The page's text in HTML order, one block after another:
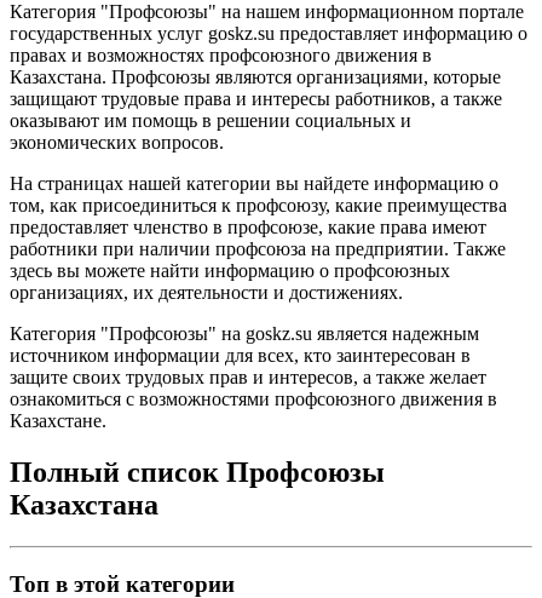
Категория "Профсоюзы" на нашем информационном портале
государственных услуг goskz.su предоставляет информацию о
правах и возможностях профсоюзного движения в
Казахстана. Профсоюзы являются организациями, которые
защищают трудовые права и интересы работников, а также
оказывают им помощь в решении социальных и
экономических вопросов.
На страницах нашей категории вы найдете информацию о
том, как присоединиться к профсоюзу, какие преимущества
предоставляет членство в профсоюзе, какие права имеют
работники при наличии профсоюза на предприятии. Также
здесь вы можете найти информацию о профсоюзных
организациях, их деятельности и достижениях.
Категория "Профсоюзы" на goskz.su является надежным
источником информации для всех, кто заинтересован в
защите своих трудовых прав и интересов, а также желает
ознакомиться с возможностями профсоюзного движения в
Казахстане.
Полный список Профсоюзы
Казахстана
Топ в этой категории